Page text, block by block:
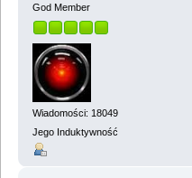
God Member
Wiadomości: 18049
Jego Induktywność